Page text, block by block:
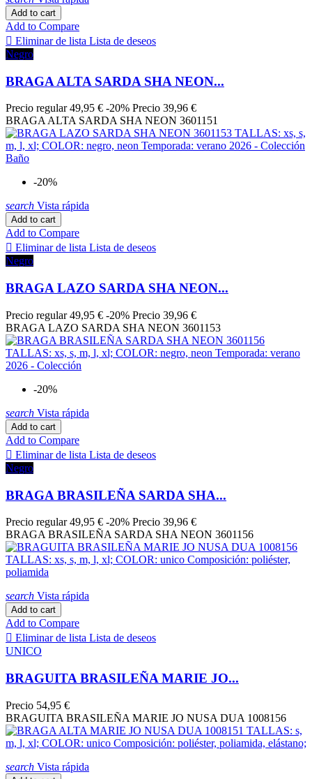
Verde Oliva
vert exotic
VERT PISTACHE 3
more... less
Price
0€ 135€
View products
Add to cart
Add to Compare
 Eliminar de lista Lista de deseos
Negro
BRAGA ALTA SARDA SHA NEON...
Precio regular 49,95 € -20% Precio 39,96 €
BRAGA ALTA SARDA SHA NEON 3601151
-20%
search Vista rápida
Add to cart
Add to Compare
 Eliminar de lista Lista de deseos
Negro
BRAGA LAZO SARDA SHA NEON...
Precio regular 49,95 € -20% Precio 39,96 €
BRAGA LAZO SARDA SHA NEON 3601153
-20%
search Vista rápida
Add to cart
Add to Compare
 Eliminar de lista Lista de deseos
Negro
BRAGA BRASILEÑA SARDA SHA...
Precio regular 49,95 € -20% Precio 39,96 €
BRAGA BRASILEÑA SARDA SHA NEON 3601156
search Vista rápida
Add to cart
Add to Compare
 Eliminar de lista Lista de deseos
UNICO
BRAGUITA BRASILEÑA MARIE JO...
Precio 54,95 €
BRAGUITA BRASILEÑA MARIE JO NUSA DUA 1008156
search Vista rápida